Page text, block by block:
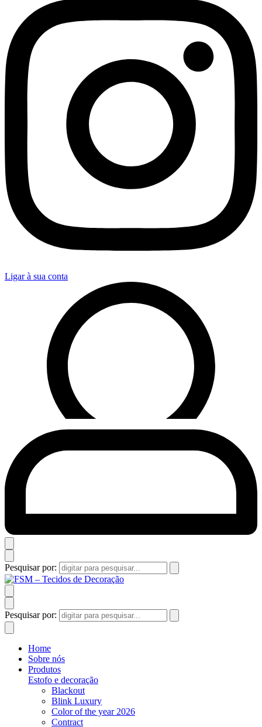
Ligar à sua conta
Pesquisar por:
Pesquisar por:
Home
Sobre nós
Produtos
Estofo e decoração
Blackout
Blink Luxury
Color of the year 2026
Contract